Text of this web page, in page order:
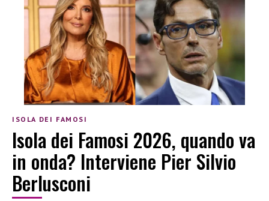
ISOLA DEI FAMOSI
Isola dei Famosi 2026, quando va
in onda? Interviene Pier Silvio
Berlusconi